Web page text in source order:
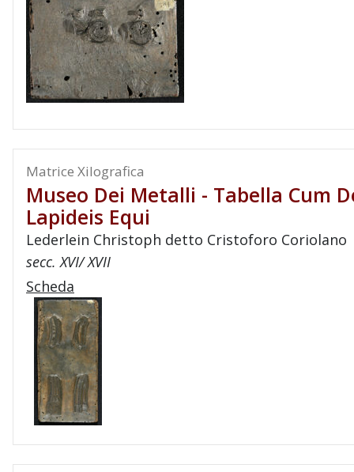
Matrice Xilografica
Museo Dei Metalli - Tabella Cum
Lapideis Equi
Lederlein Christoph detto Cristoforo Coriolano
secc. XVI/ XVII
Scheda